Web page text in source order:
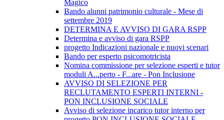
Magico
Bando alunni patrimonio culturale - Mese di
settembre 2019
DETERMINA E AVVISO DI GARA RSPP
Determina e avviso di gara RSPP
progetto Indicazioni nazionale e nuovi scenari
Bando per esperto psicomotricista
Nomina commissione per selezione esperti e tutor
moduli A...perto - F...are - Pon Inclusione
AVVISO DI SELEZIONE PER
RECLUTAMENTO ESPERTI INTERNI -
PON INCLUSIONE SOCIALE
Avviso di selezione incarico tutor interno per